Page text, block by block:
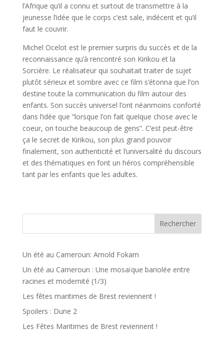
l’Afrique qu’il a connu et surtout de transmettre à la
jeunesse l’idée que le corps c’est sale, indécent et qu’il
faut le couvrir.
Michel Ocelot est le premier surpris du succès et de la
reconnaissance qu’à rencontré son Kirikou et la
Sorcière. Le réalisateur qui souhaitait traiter de sujet
plutôt sérieux et sombre avec ce film s’étonna que l’on
destine toute la communication du film autour des
enfants. Son succès universel l’ont néanmoins conforté
dans l’idée que “lorsque l’on fait quelque chose avec le
coeur, on touche beaucoup de gens”. C’est peut-être
ça le secret de Kirikou, son plus grand pouvoir
finalement, son authenticité et l’universalité du discours
et des thématiques en font un héros compréhensible
tant par les enfants que les adultes.
Rechercher
Un été au Cameroun: Arnold Fokam
Un été au Cameroun : Une mosaïque bariolée entre
racines et modernité (1/3)
Les fêtes maritimes de Brest reviennent !
Spoilers : Dune 2
Les Fêtes Maritimes de Brest reviennent !